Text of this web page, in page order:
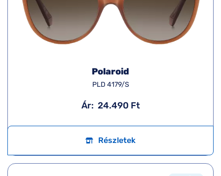
Polaroid
PLD 4179/S
Ár: 24.490 Ft
Részletek